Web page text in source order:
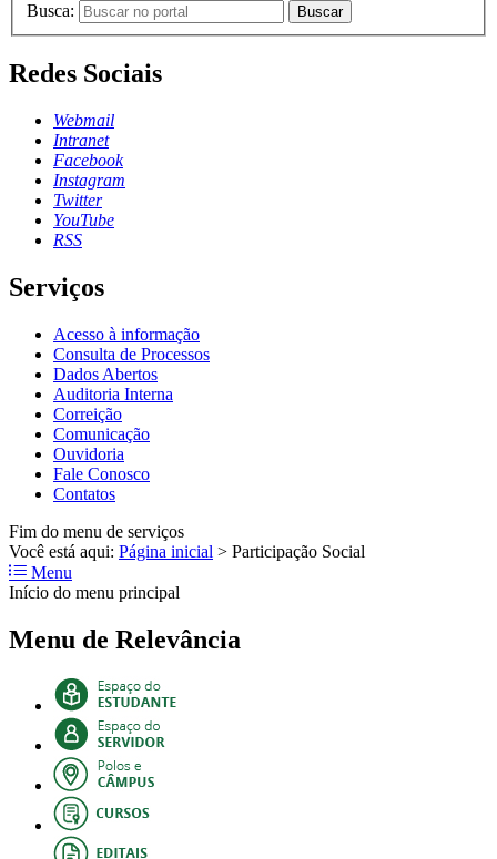
Busca: Buscar
Redes Sociais
Webmail
Intranet
Facebook
Instagram
Twitter
YouTube
RSS
Serviços
Acesso à informação
Consulta de Processos
Dados Abertos
Auditoria Interna
Correição
Comunicação
Ouvidoria
Fale Conosco
Contatos
Fim do menu de serviços
Você está aqui: Página inicial > Participação Social
Menu
Início do menu principal
Menu de Relevância